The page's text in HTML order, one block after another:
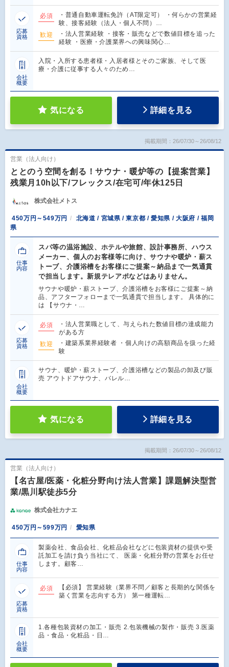
応募
資格
必須
・普通自動車運転免許（AT限定可） ・何らかの営業経
験、接客経験（法人・個人不問）…
歓迎
・法人営業経験 ・接客・販売などで数値目標を追った
経験 ・医療・介護業界への興味関心…
会社
概要
入院・入所する患者様・入居者様とそのご家族、そして医
療・介護に従事する人々のため…
気になる 詳細を見る
掲載期間：26/07/30～26/08/12
営業（法人向け）
ととのう空間を創る！サウナ・暖炉等の【提案営業】
残業月10h以下/フレックス/在宅可/年休125日
株式会社メトス
450万円～549万円
北海道 / 宮城県 / 東京都 / 愛知県 / 大阪府 / 福岡
県
仕事
内容
スパ等の温浴施設、ホテルや旅館、設計事務所、ハウス
メーカー、個人のお客様等に向け、サウナや暖炉・薪ス
トーブ、介護浴槽をお客様にご提案～納品まで一気通貫
で担当します。新規テレアポなどはありません。
サウナや暖炉・薪ストーブ、介護浴槽をお客様にご提案～納
品、アフターフォローまで一気通貫で担当します。 具体的に
は 【サウナ・…
応募
資格
必須
・法人営業職として、与えられた数値目標の達成能力
がある方
歓迎
・建築系業界経験者 ・個人向けの高額商品を扱った経
験
会社
概要
サウナ、暖炉・薪ストーブ、介護浴槽などの製品の卸及び販
売 アウトドアサウナ、バレル…
気になる 詳細を見る
掲載期間：26/07/30～26/08/12
営業（法人向け）
【名古屋/医薬・化粧分野向け法人営業】課題解決型営
業/黒川駅徒歩5分
株式会社カナエ
450万円～599万円 愛知県
仕事
内容
製薬会社、食品会社、化粧品会社などに包装資材の提供や受
託加工を請け負う当社にて、 医薬・化粧分野の営業をお任せ
します。顧客…
応募
資格
必須
【必須】 営業経験（業界不問／顧客と長期的な関係を
築く営業を志向する方） 第一種運転…
会社
概要
1.各種包装資材の加工・販売 2.包装機械の製作・販売 3.医薬
品・食品・化粧品・日…